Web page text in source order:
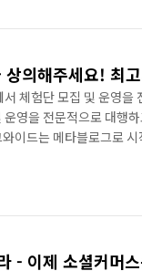
를 15% 저렴한 가격인
체험단 모집 및 운영을
영을 전문적으로 대행
이드는 메타블로그로 시
는 체험단 마케팅을 주
니다. 특히 와이드커